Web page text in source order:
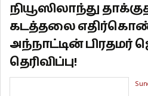
நியூஸிலாந்து
கடத்தலை
அந்நாட்டின் பிரதமர்
தெரிவிப்பு!